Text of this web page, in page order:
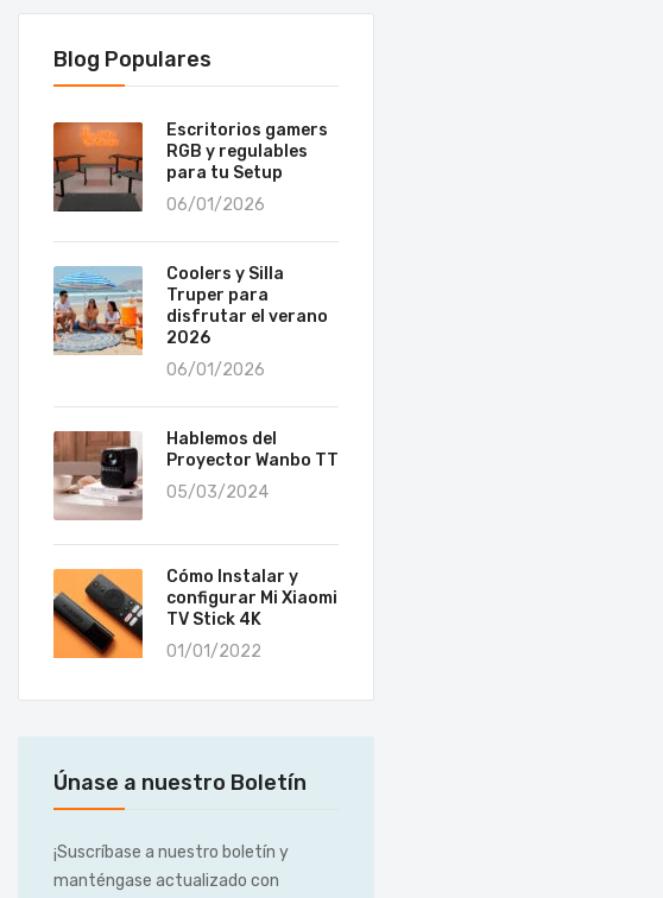
Blog Populares
Escritorios gamers
RGB y regulables
para tu Setup
06/01/2026
Coolers y Silla
Truper para
disfrutar el verano
2026
06/01/2026
Hablemos del
Proyector Wanbo TT
05/03/2024
Cómo Instalar y
configurar Mi Xiaomi
TV Stick 4K
01/01/2022
Únase a nuestro Boletín
¡Suscríbase a nuestro boletín y
manténgase actualizado con